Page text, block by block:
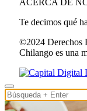
ACERCA DE
Te decimos qué
©2024 Derechos
Chilango es una